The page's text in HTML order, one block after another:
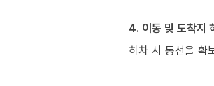
4. 이동 및 도착지
하차 시 동선을 확